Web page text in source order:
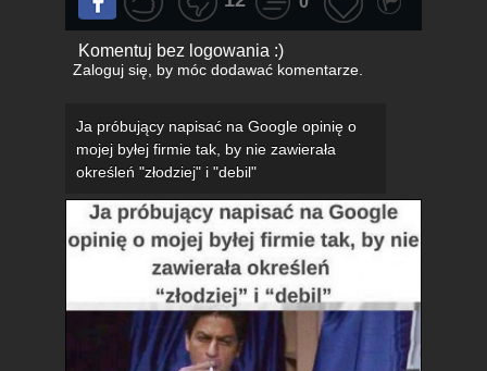
Komentuj bez logowania :)
Zaloguj się, by móc dodawać komentarze.
Ja próbujący napisać na Google opinię o
mojej byłej firmie tak, by nie zawierała
określeń "złodziej" i "debil"